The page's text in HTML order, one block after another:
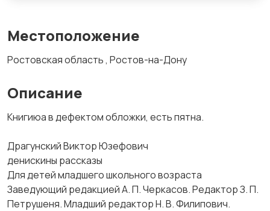
Местоположение
Ростовская область , Ростов-на-Дону
Описание
Книгиюа в дефектом обложки, есть пятна.
Драгунский Виктор Юзефович
денискины рассказы
Для детей младшего школьного возраста
Заведующий редакцией А. П. Черкасов. Редактор З. П.
Петрушеня. Младший редактор Н. В. Филипович.